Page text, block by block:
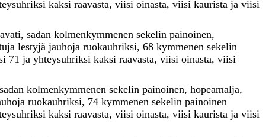
kaksi raavasta, viisi oinasta, viisi kaurista ja viisi
, sadan kolmenkymmenen sekelin painoinen,
lestyjä jauhoja ruokauhriksi, 68 kymmenen sekelin
71 ja yhteysuhriksi kaksi raavasta, viisi oinasta, viisi
sadan kolmenkymmenen sekelin painoinen, hopeamalja,
ruokauhriksi, 74 kymmenen sekelin painoinen
kaksi raavasta, viisi oinasta, viisi kaurista ja viisi